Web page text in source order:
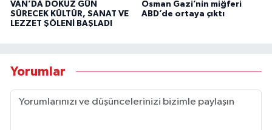
VAN’DA DOKUZ GÜN
SÜRECEK KÜLTÜR, SANAT VE
LEZZET ŞÖLENİ BAŞLADI
Osman Gazi’nin miğferi
ABD’de ortaya çıktı
Yorumlar